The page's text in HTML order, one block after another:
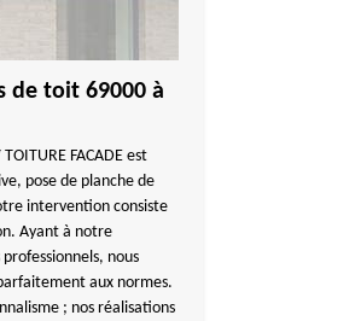
de toit 69000 à
FACADE est
pose de planche de
intervention consiste
Ayant à notre
nous
aux normes.
; nos réalisations